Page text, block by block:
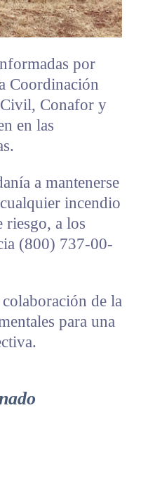
por
Coordinación
Conafor y
en las
a mantenerse
incendio
riesgo, a los
(800) 737-00-
de la
para una